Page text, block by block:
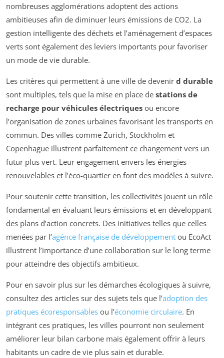
nombreuses agglomérations adoptent des actions
ambitieuses afin de diminuer leurs émissions de CO2. La
gestion intelligente des déchets et l’aménagement d’espaces
verts sont également des leviers importants pour favoriser
un mode de vie durable.
Les critères qui permettent à une ville de devenir d durable
sont multiples, tels que la mise en place de stations de
recharge pour véhicules électriques ou encore
l’organisation de zones urbaines favorisant les transports en
commun. Des villes comme Zurich, Stockholm et
Copenhague illustrent parfaitement ce changement vers un
futur plus vert. Leur engagement envers les énergies
renouvelables et l’éco-quartier en font des modèles à suivre.
Pour soutenir cette transition, les collectivités jouent un rôle
fondamental en évaluant leurs émissions et en développant
des plans d’action concrets. Des initiatives telles que celles
menées par l’agénce française de développement ou EcoAct
illustrent l’importance d’une collaboration sur le long terme
pour atteindre des objectifs ambitieux.
Pour en savoir plus sur les démarches écologiques à suivre,
consultez des articles sur des sujets tels que l’adoption des
pratiques écoresponsables ou l’économie circulaire. En
intégrant ces pratiques, les villes pourront non seulement
améliorer leur bilan carbone mais également offrir à leurs
habitants un cadre de vie plus sain et durable.